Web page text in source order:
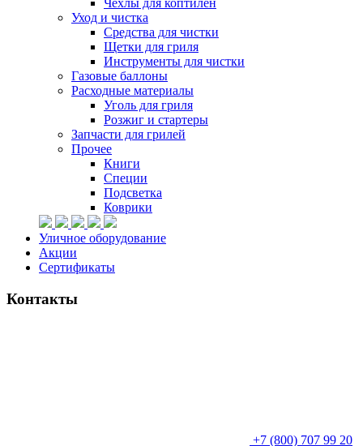
Чехлы для коптилен
Уход и чистка
Средства для чистки
Щетки для гриля
Инструменты для чистки
Газовые баллоны
Расходные материалы
Уголь для гриля
Розжиг и стартеры
Запчасти для грилей
Прочее
Книги
Специи
Подсветка
Коврики
Уличное оборудование
Акции
Сертификаты
Контакты
+7 (800) 707 99 20